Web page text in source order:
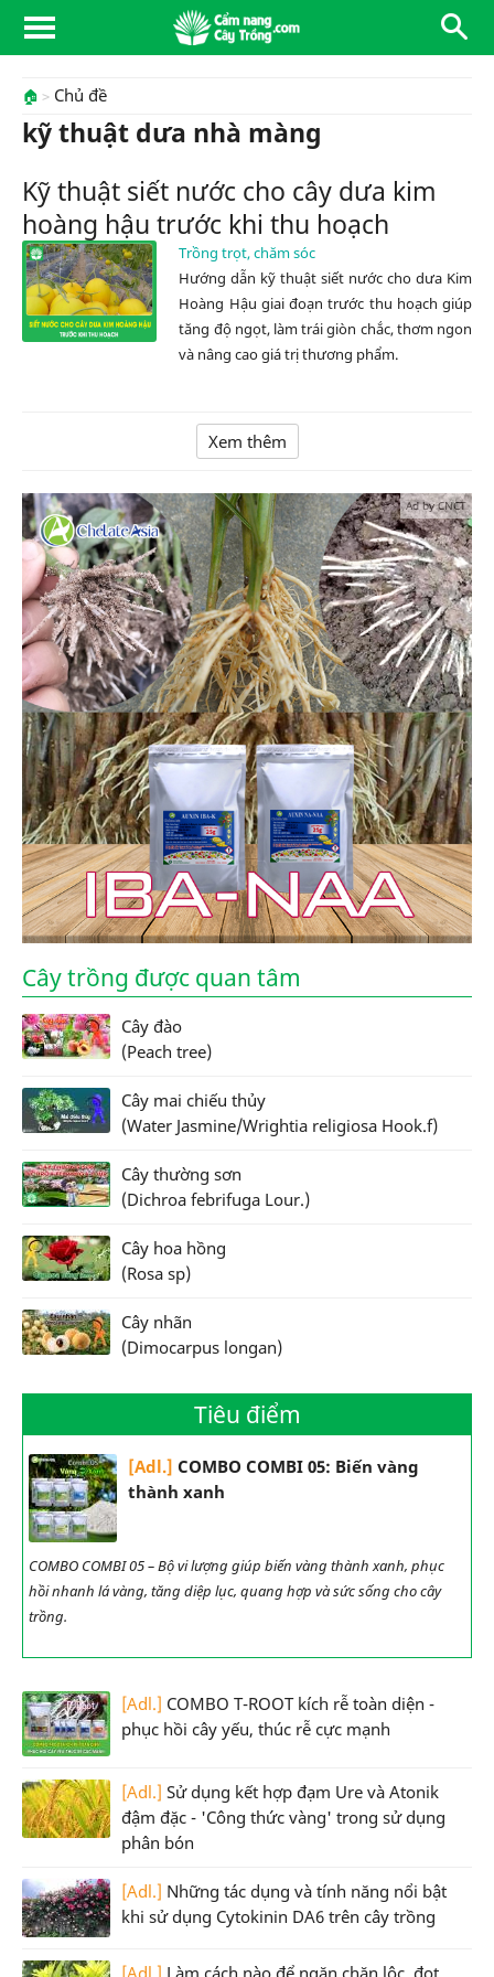
🏠 Chủ đề
kỹ thuật dưa nhà màng
Kỹ thuật siết nước cho cây dưa kim
hoàng hậu trước khi thu hoạch
Trồng trọt, chăm sóc
Hướng dẫn kỹ thuật siết nước cho dưa Kim
Hoàng Hậu giai đoạn trước thu hoạch giúp
tăng độ ngọt, làm trái giòn chắc, thơm ngon
và nâng cao giá trị thương phẩm.
Xem thêm
Ad by CNCT
Cây trồng được quan tâm
Cây đào
(Peach tree)
Cây mai chiếu thủy
(Water Jasmine/Wrightia religiosa Hook.f)
Cây thường sơn
(Dichroa febrifuga Lour.)
Cây hoa hồng
(Rosa sp)
Cây nhãn
(Dimocarpus longan)
Tiêu điểm
[Adl.] COMBO COMBI 05: Biến vàng
thành xanh
COMBO COMBI 05 – Bộ vi lượng giúp biến vàng thành xanh, phục
hồi nhanh lá vàng, tăng diệp lục, quang hợp và sức sống cho cây
trồng.
[Adl.] COMBO T-ROOT kích rễ toàn diện -
phục hồi cây yếu, thúc rễ cực mạnh
[Adl.] Sử dụng kết hợp đạm Ure và Atonik
đậm đặc - 'Công thức vàng' trong sử dụng
phân bón
[Adl.] Những tác dụng và tính năng nổi bật
khi sử dụng Cytokinin DA6 trên cây trồng
[Adl.] Làm cách nào để ngăn chặn lộc, đọt